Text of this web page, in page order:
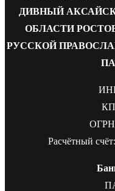
ДИВНЫЙ
ОБЛАСТИ
РУССКОЙ
ОГРН:
Расчётный